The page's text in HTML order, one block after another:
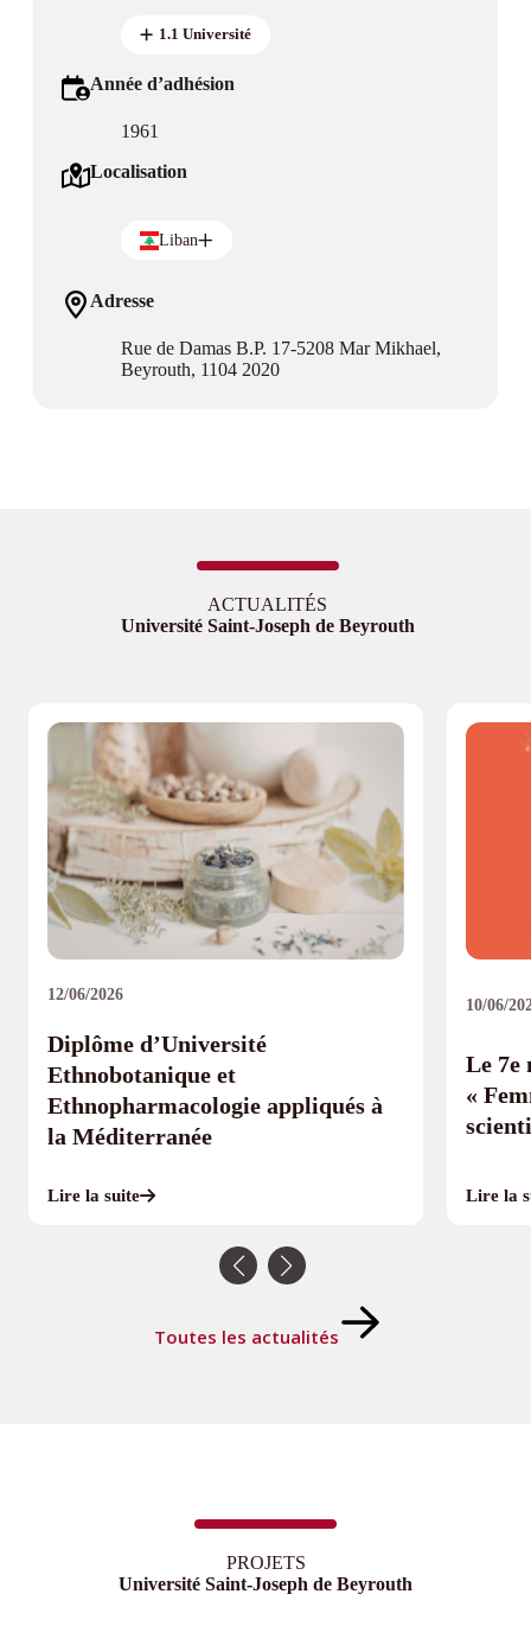
1.1 Université
Année d’adhésion
1961
Localisation
Liban
Adresse
Rue de Damas B.P. 17-5208 Mar Mikhael,
Beyrouth, 1104 2020
ACTUALITÉS
Université Saint-Joseph de Beyrouth
12/06/2026
Diplôme d’Université
Ethnobotanique et
Ethnopharmacologie appliqués à
la Méditerranée
Lire la suite
10/06/
Le 7e
«
Lire la
Toutes les actualités
PROJETS
Université Saint-Joseph de Beyrouth